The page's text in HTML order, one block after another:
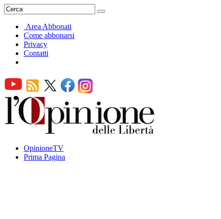
Area Abbonati
Come abbonarsi
Privacy
Contatti
OpinioneTV
Prima Pagina